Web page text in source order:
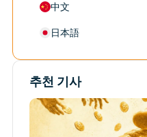
中文
日本語
추천 기사